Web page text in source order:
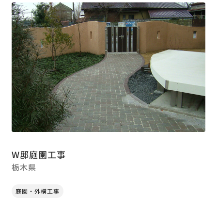
W邸庭園工事
栃木県
庭園・外構工事